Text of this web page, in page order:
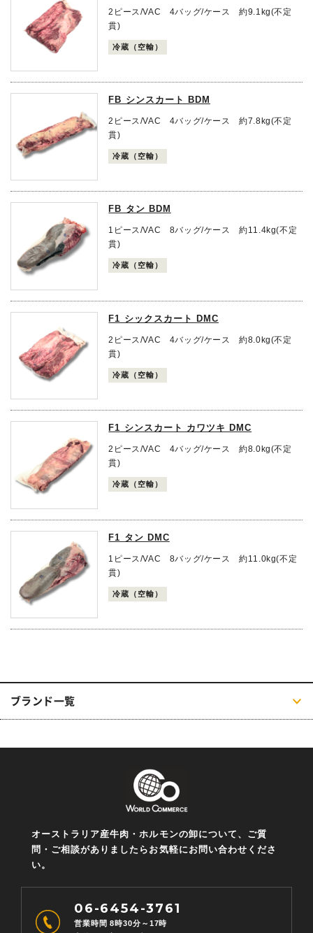
2ピース/VAC 4バッグ/ケース 約9.1kg(不定
貫)
冷蔵（空輸）
FB シンスカート BDM
2ピース/VAC 4バッグ/ケース 約7.8kg(不定
貫)
冷蔵（空輸）
FB タン BDM
1ピース/VAC 8バッグ/ケース 約11.4kg(不定
貫)
冷蔵（空輸）
F1 シックスカート DMC
2ピース/VAC 4バッグ/ケース 約8.0kg(不定
貫)
冷蔵（空輸）
F1 シンスカート カワツキ DMC
2ピース/VAC 4バッグ/ケース 約8.0kg(不定
貫)
冷蔵（空輸）
F1 タン DMC
1ピース/VAC 8バッグ/ケース 約11.0kg(不定
貫)
冷蔵（空輸）
ブランド一覧
オーストラリア産牛肉・ホルモンの卸について、ご質
問・ご相談がありましたらお気軽にお問い合わせくださ
い。
06-6454-3761
営業時間 8時30分～17時